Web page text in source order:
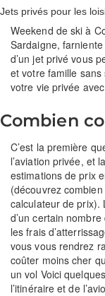
Jets privés pour les
Weekend de ski à
Sardaigne,
d’un jet privé vous
et votre famille
votre vie privée
Combien
C’est la première
l’aviation privée, et
estimations de prix
(découvrez
calculateur de prix).
d’un certain
les frais
vous vous rendrez
coûter moins cher
un vol Voici
l’itinéraire et de